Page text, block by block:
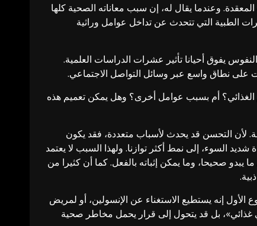
وعندما يقال له، إن سبب معاناته الصحية كلها
الطبية التي تتحدث عن تداخل عوامل وراثية
يفوق أحيانا تأثير عشرات الدراسات العلمية.
على نطاق واسع عبر وسائل التواصل الاجتماعي.
الغذائي؟ أم بسبب عوامل أخرى؟ وهل يمكن تعميم هذه
لأن التحسن قد يحدث لأسباب متعددة، فقد يكون
السوء، إلى نمط أكثر توازنا. ولهذا السبب لا يعتمد
صحيحا، وما يمكن إثباته بالفعل. كما أن كثيرا من
إنه يستطيع الاستغناء عن الإنسولين، أو لمريض
غذائي»، بل قد يتحول إلى قرار يحمل مخاطر صحية